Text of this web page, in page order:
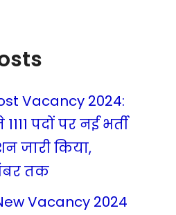
Vacancy 2024:
1111 पदों पर नई भर्ती
जारी किया,
तक
Vacancy 2024